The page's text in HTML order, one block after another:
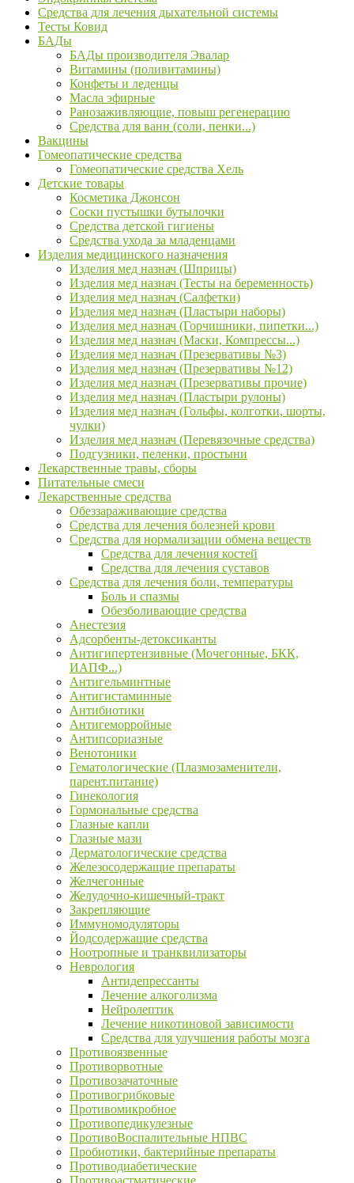
Средства для лечения дыхательной системы
Тесты Ковид
БАДы
БАДы производителя Эвалар
Витамины (поливитамины)
Конфеты и леденцы
Масла эфирные
Ранозаживляющие, повыш регенерацию
Средства для ванн (соли, пенки...)
Вакцины
Гомеопатические средства
Гомеопатические средства Хель
Детские товары
Косметика Джонсон
Соски пустышки бутылочки
Средства детской гигиены
Средства ухода за младенцами
Изделия медицинского назначения
Изделия мед назнач (Шприцы)
Изделия мед назнач (Тесты на беременность)
Изделия мед назнач (Салфетки)
Изделия мед назнач (Пластыри наборы)
Изделия мед назнач (Горчишники, пипетки...)
Изделия мед назнач (Маски, Компрессы...)
Изделия мед назнач (Презервативы №3)
Изделия мед назнач (Презервативы №12)
Изделия мед назнач (Презервативы прочие)
Изделия мед назнач (Пластыри рулоны)
Изделия мед назнач (Гольфы, колготки, шорты,
чулки)
Изделия мед назнач (Перевязочные средства)
Подгузники, пеленки, простыни
Лекарственные травы, сборы
Питательные смеси
Лекарственные средства
Обеззараживающие средства
Средства для лечения болезней крови
Средства для нормализации обмена веществ
Средства для лечения костей
Средства для лечения суставов
Средства для лечения боли, температуры
Боль и спазмы
Обезболивающие средства
Анестезия
Адсорбенты-детоксиканты
Антигипертензивные (Мочегонные, БКК,
ИАПФ...)
Антигельминтные
Антигистаминные
Антибиотики
Антигеморройные
Антипсориазные
Венотоники
Гематологические (Плазмозаменители,
парент.питание)
Гинекология
Гормональные средства
Глазные капли
Глазные мази
Дерматологические средства
Железосодержащие препараты
Желчегонные
Желудочно-кишечный-тракт
Закрепляющие
Иммуномодуляторы
Йодсодержащие средства
Ноотропные и транквилизаторы
Неврология
Антидепрессанты
Лечение алкоголизма
Нейролептик
Лечение никотиновой зависимости
Средства для улучшения работы мозга
Противоязвенные
Противорвотные
Противозачаточные
Противогрибковые
Противомикробное
Противопедикулезные
ПротивоВоспалительные НПВС
Пробиотики, бактерийные препараты
Противодиабетические